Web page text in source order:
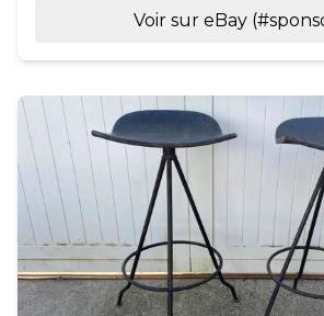
Voir sur eBay